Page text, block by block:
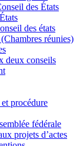
des États
des états
réunies)
deux conseils
procédure
fédérale
projets d’actes